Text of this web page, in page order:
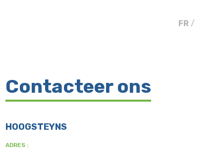
FR /
Contacteer ons
HOOGSTEYNS
ADRES :